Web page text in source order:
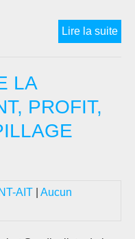
Lire la suiteLA
LA
PROFIT,
AIT
Aucun